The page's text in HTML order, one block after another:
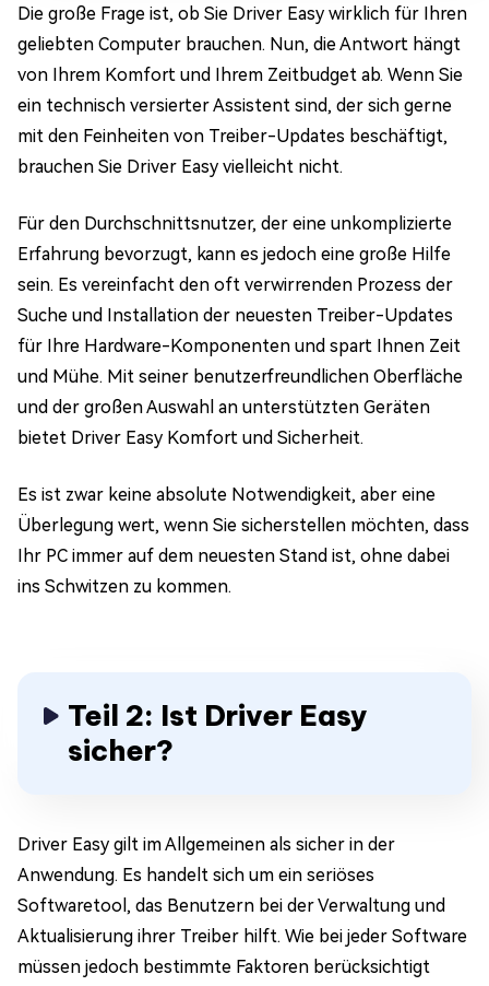
Die große Frage ist, ob Sie Driver Easy wirklich für Ihren
geliebten Computer brauchen. Nun, die Antwort hängt
von Ihrem Komfort und Ihrem Zeitbudget ab. Wenn Sie
ein technisch versierter Assistent sind, der sich gerne
mit den Feinheiten von Treiber-Updates beschäftigt,
brauchen Sie Driver Easy vielleicht nicht.
Für den Durchschnittsnutzer, der eine unkomplizierte
Erfahrung bevorzugt, kann es jedoch eine große Hilfe
sein. Es vereinfacht den oft verwirrenden Prozess der
Suche und Installation der neuesten Treiber-Updates
für Ihre Hardware-Komponenten und spart Ihnen Zeit
und Mühe. Mit seiner benutzerfreundlichen Oberfläche
und der großen Auswahl an unterstützten Geräten
bietet Driver Easy Komfort und Sicherheit.
Es ist zwar keine absolute Notwendigkeit, aber eine
Überlegung wert, wenn Sie sicherstellen möchten, dass
Ihr PC immer auf dem neuesten Stand ist, ohne dabei
ins Schwitzen zu kommen.
Teil 2: Ist Driver Easy
sicher?
Driver Easy gilt im Allgemeinen als sicher in der
Anwendung. Es handelt sich um ein seriöses
Softwaretool, das Benutzern bei der Verwaltung und
Aktualisierung ihrer Treiber hilft. Wie bei jeder Software
müssen jedoch bestimmte Faktoren berücksichtigt